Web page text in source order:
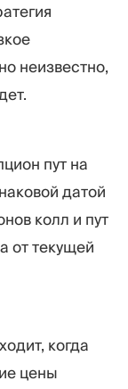
неизвестно,
пут на
датой
колл и пут
от текущей
когда
цены